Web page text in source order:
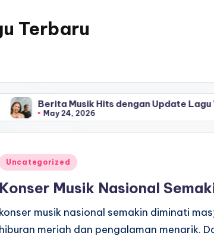
Terbaru
Hits dengan Update Lagu Viral Terbaru
Uncategorized
Konser Musik Nasional
konser musik nasional semakin diminati
hiburan meriah dan pengalaman menarik.